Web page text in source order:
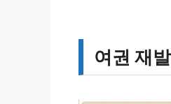
여권 재